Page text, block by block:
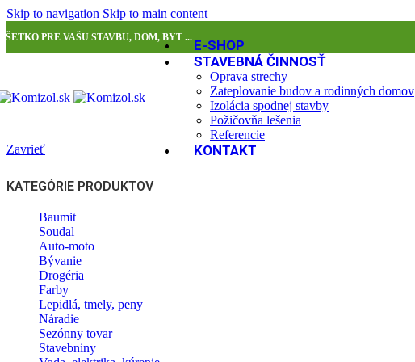
Skip to navigation Skip to main content
PRE VAŠU STAVBU, DOM, BYT ... E-SHOP
STAVEBNÁ ČINNOSŤ
Oprava strechy
Zateplovanie budov a rodinných domov
Izolácia spodnej stavby
Požičovňa lešenia
Referencie
KONTAKT
Zavrieť
KATEGÓRIE PRODUKTOV
Baumit
Soudal
Auto-moto
Bývanie
Drogéria
Farby
Lepidlá, tmely, peny
Náradie
Sezónny tovar
Stavebniny